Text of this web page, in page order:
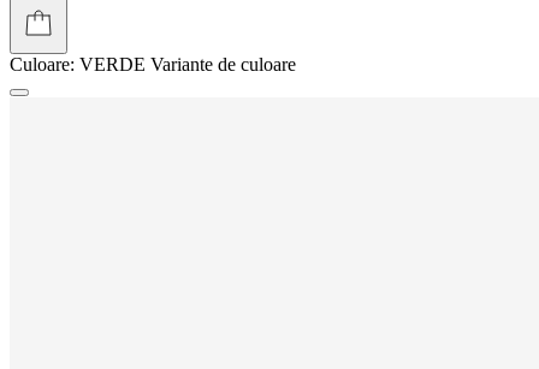
Culoare: VERDE Variante de culoare